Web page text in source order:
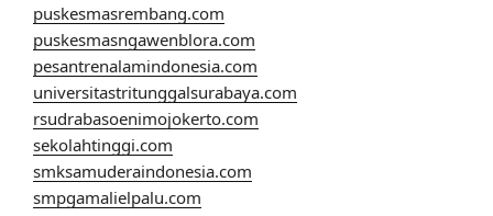
puskesmasrembang.com
puskesmasngawenblora.com
pesantrenalamindonesia.com
universitastritunggalsurabaya.com
rsudrabasoenimojokerto.com
sekolahtinggi.com
smksamuderaindonesia.com
smpgamalielpalu.com